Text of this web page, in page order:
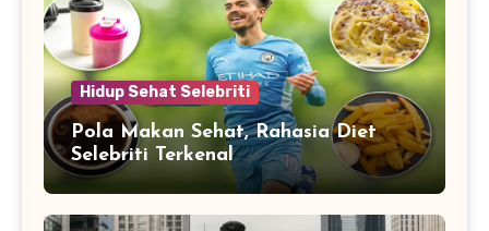
Hidup Sehat Selebriti
Pola Makan Sehat, Rahasia Diet
Selebriti Terkenal